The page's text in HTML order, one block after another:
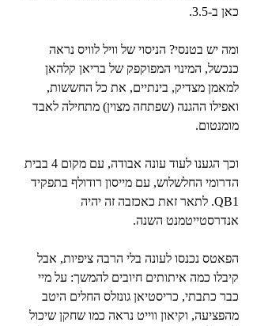
כאן ב-3.5.
ומה יש בטנסי? הניסוי של וויל לוויס נראה
כנכשל, המינוי המפוקפק של בריאן קלהאן
למאמן מצדיק, בינתיים, את כל החששות,
ואפילו ההגנה (שפתחה מצוין) מתחילה לאבד
מומנטום.
וכך הגענו לעוד עונה אבודה, עם מקום 4 בבית
הדרומי החלשלוש, עם מייסון רודולף בתפקיד
QB1. לתאר זאת כאכזבה זה יהיה
אנדרסטייטמנט השנה.
הפאטס נכנסו לעונה בלי הרבה ציפיות, אבל
קיבלו כמה איתותים חיובים להמשך: על מיי
כבר כתבתי, כריסטיאן גונזלס החלים היטב
מהפציעה, וקיאון ווייט נראה כמו שחקן שיכול